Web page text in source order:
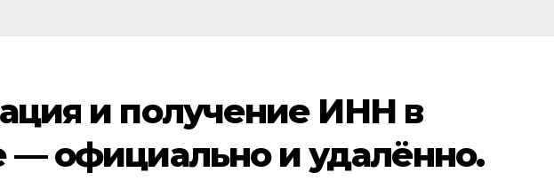
и получение ИНН в
— официально и удалённо.